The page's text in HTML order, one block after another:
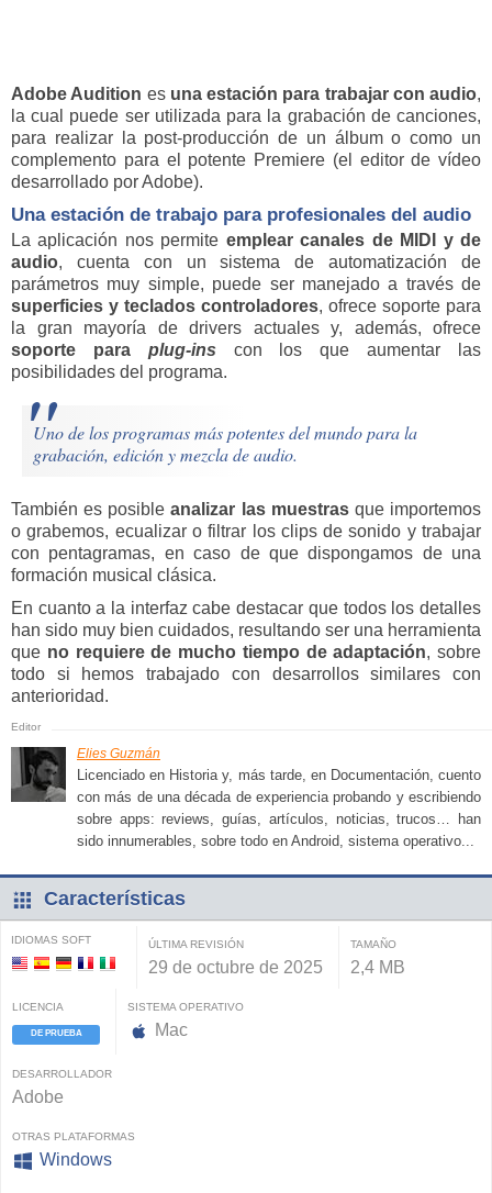
Adobe Audition es una estación para trabajar con audio,
la cual puede ser utilizada para la grabación de canciones,
para realizar la post-producción de un álbum o como un
complemento para el potente Premiere (el editor de vídeo
desarrollado por Adobe).
Una estación de trabajo para profesionales del audio
La aplicación nos permite emplear canales de MIDI y de
audio, cuenta con un sistema de automatización de
parámetros muy simple, puede ser manejado a través de
superficies y teclados controladores, ofrece soporte para
la gran mayoría de drivers actuales y, además, ofrece
soporte para plug-ins con los que aumentar las
posibilidades del programa.
Uno de los programas más potentes del mundo para la
grabación, edición y mezcla de audio.
También es posibleanalizar las muestras que importemos
o grabemos, ecualizar o filtrar los clips de sonido y trabajar
con pentagramas, en caso de que dispongamos de una
formación musical clásica.
En cuanto a la interfaz cabe destacar que todos los detalles
han sido muy bien cuidados, resultando ser una herramienta
que no requiere de mucho tiempo de adaptación, sobre
todo si hemos trabajado con desarrollos similares con
anterioridad.
Elies Guzmán
Licenciado en Historia y, más tarde, en Documentación, cuento
con más de una década de experiencia probando y escribiendo
sobre apps: reviews, guías, artículos, noticias, trucos… han
sido innumerables, sobre todo en Android, sistema operativo...
Características
IDIOMAS SOFT ÚLTIMA REVISIÓN
29 de octubre de 2025
TAMAÑO
2,4 MB
LICENCIA
DE PRUEBA
SISTEMA OPERATIVO
Mac
DESARROLLADOR
Adobe
OTRAS PLATAFORMAS
Windows